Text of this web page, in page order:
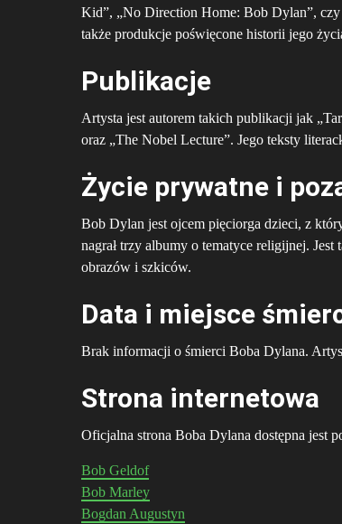
Kid”, „No Direction Home: Bob Dylan”,
także produkcje poświęcone historii jego
Publikacje
Artysta jest autorem takich publikacji jak
oraz „The Nobel Lecture”. Jego teksty
Życie prywatne i
Bob Dylan jest ojcem pięciorga dzieci, z
nagrał trzy albumy o tematyce religijnej.
obrazów i szkiców.
Data i miejsce
Brak informacji o śmierci Boba Dylana.
Strona internetowa
Oficjalna strona Boba Dylana dostępna jest
Bob Geldof
Bob Marley
Bogdan Augustyn